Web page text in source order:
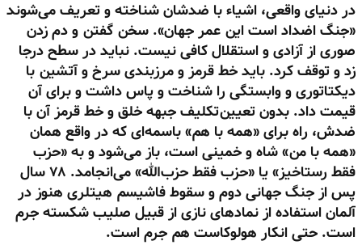
در دنیای واقعی، اشیاء با ضدشان شناخته و تعریف می‌شوند
«جنگ اضداد است این عمر جهان». سخن گفتن و دم زدن
صوری از آزادی و استقلال کافی نیست. نباید در سطح درجا
زد و توقف کرد. باید خط قرمز و مرزبندی سرخ و آتشین با
دیکتاتوری و وابستگی را شناخت و پاس داشت و برای آن
قیمت داد. بدون تعیین‌تکلیف جبهه خلق و خط قرمز آن با
ضدش، راه برای «همه با هم» باسمه‌ای که در واقع همان
«همه با من» شاه و خمینی است، باز می‌شود و به «حزب
فقط رستاخیز» یا «حزب فقط حزب‌الله» می‌انجامد. ۷۸ سال
پس از جنگ جهانی دوم و سقوط فاشیسم هیتلری هنوز در
آلمان استفاده از نمادهای نازی از قبیل صلیب شکسته جرم
است. حتی انکار هولوکاست هم جرم است.